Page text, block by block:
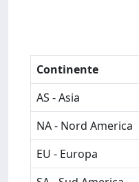
Continente
AS - Asia
NA - Nord America
EU - Europa